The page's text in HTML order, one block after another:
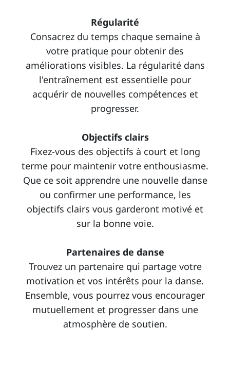
Régularité
Consacrez du temps chaque semaine à
votre pratique pour obtenir des
améliorations visibles. La régularité dans
l'entraînement est essentielle pour
acquérir de nouvelles compétences et
progresser.
Objectifs clairs
Fixez-vous des objectifs à court et long
terme pour maintenir votre enthousiasme.
Que ce soit apprendre une nouvelle danse
ou confirmer une performance, les
objectifs clairs vous garderont motivé et
sur la bonne voie.
Partenaires de danse
Trouvez un partenaire qui partage votre
motivation et vos intérêts pour la danse.
Ensemble, vous pourrez vous encourager
mutuellement et progresser dans une
atmosphère de soutien.